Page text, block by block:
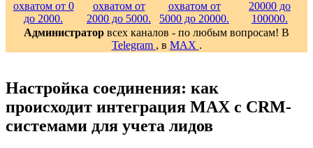
Администратор всех каналов - по любым вопросам! В
Telegram , в MAX .
Настройка соединения: как
происходит интеграция MAX с CRM-
системами для учета лидов